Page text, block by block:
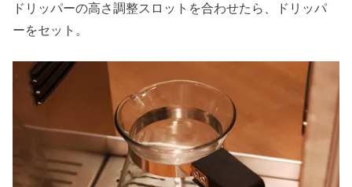
ドリッパーの高さ調整スロットを合わせたら、ドリッパ
ーをセット。